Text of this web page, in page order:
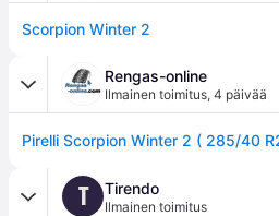
Scorpion Winter 2
Rengas-online
Ilmainen toimitus, 4 päivää
T Tirendo
Ilmainen toimitus